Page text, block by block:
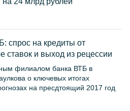
спрос на кредиты от
ставок и выход из рецессии
филиалом банка ВТБ в
о ключевых итогах
на пресдтоящий 2017 год